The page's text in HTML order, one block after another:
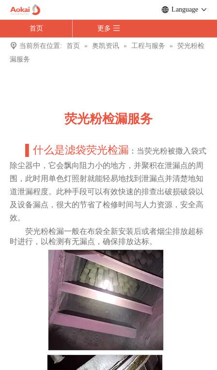
Language
首页 更多
当前所在位置: 首页 » 奥凯资讯 » 工程与服务 »
荧光粉检
漏服务
荧光粉检漏服务
什么是滤袋荧光检漏 ： 当荧光粉被撒入袋式
除尘器中，它会飘向阻力小的地方，并聚积在泄漏点的周
围，此时用单色灯照射就能轻易地找到泄漏点并清楚地知
道泄漏程度。 此种手段可以有效快速的排查出破损破袋以
及设备漏点，很大的节省了检修时间与人力资源，安全高
效。
荧光粉检漏一般在布袋全新安装后或者烟尘排放超标
时进行，以检测有无漏点，确保排放达标。